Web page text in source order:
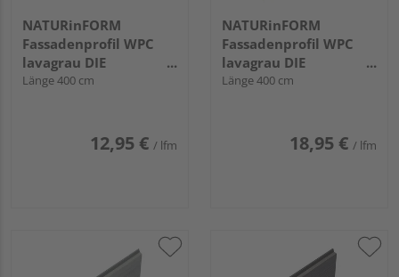
NATURinFORM
Fassadenprofil WPC
lavagrau DIE
GESTALTENDE
Länge 400 cm
12,95 € / lfm
NATURinFORM
Fassadenprofil WPC
lavagrau DIE
GESTALTENDE
Länge 400 cm
18,95 € / lfm